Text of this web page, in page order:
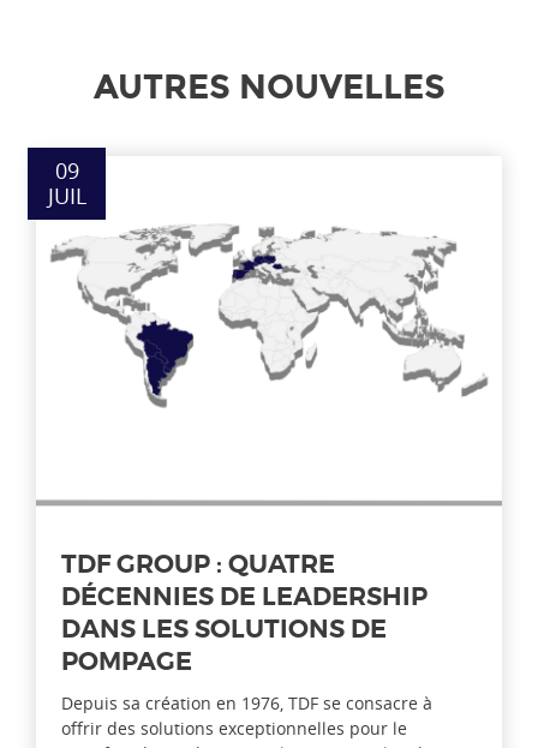
AUTRES NOUVELLES
09
JUIL
TDF GROUP : QUATRE
DÉCENNIES DE LEADERSHIP
DANS LES SOLUTIONS DE
POMPAGE
Depuis sa création en 1976, TDF se consacre à
offrir des solutions exceptionnelles pour le